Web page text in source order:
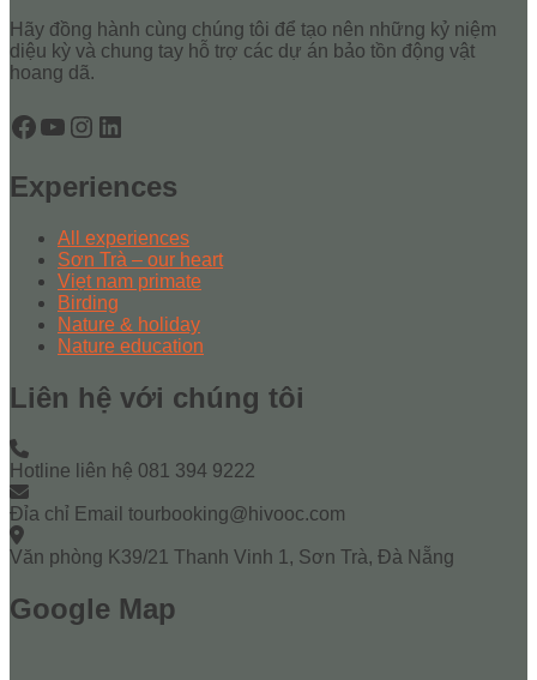
Hãy đồng hành cùng chúng tôi để tạo nên những kỷ niệm
diệu kỳ và chung tay hỗ trợ các dự án bảo tồn động vật
hoang dã.
Facebook
YouTube
Instagram
LinkedIn
Experiences
All experiences
Sơn Trà – our heart
Viẹt nam primate
Birding
Nature & holiday
Nature education
Liên hệ với chúng tôi
Hotline liên hệ 081 394 9222
Đỉa chỉ Email tourbooking@hivooc.com
Văn phòng K39/21 Thanh Vinh 1, Sơn Trà, Đà Nẵng
Google Map